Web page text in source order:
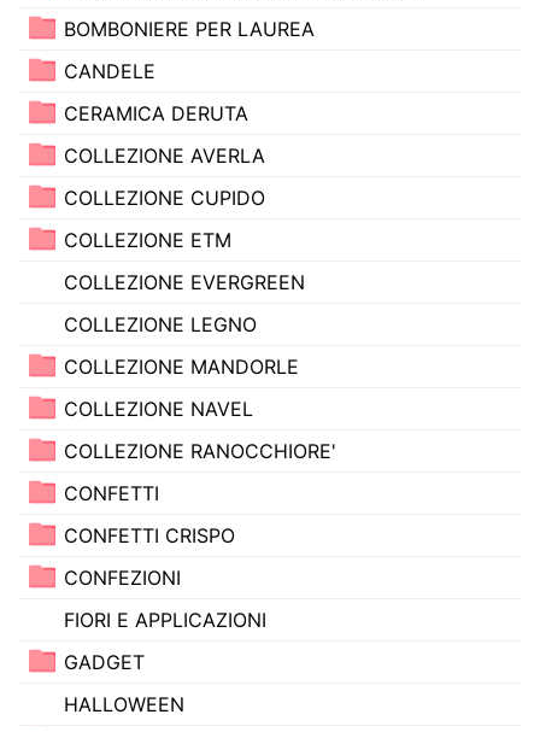
BOMBONIERE PER LAUREA
CANDELE
CERAMICA DERUTA
COLLEZIONE AVERLA
COLLEZIONE CUPIDO
COLLEZIONE ETM
COLLEZIONE EVERGREEN
COLLEZIONE LEGNO
COLLEZIONE MANDORLE
COLLEZIONE NAVEL
COLLEZIONE RANOCCHIORE'
CONFETTI
CONFETTI CRISPO
CONFEZIONI
FIORI E APPLICAZIONI
GADGET
HALLOWEEN